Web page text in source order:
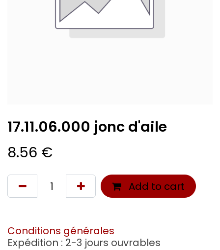
17.11.06.000 jonc d'aile
8.56 €
Add to cart
Conditions générales
Expédition : 2-3 jours ouvrables